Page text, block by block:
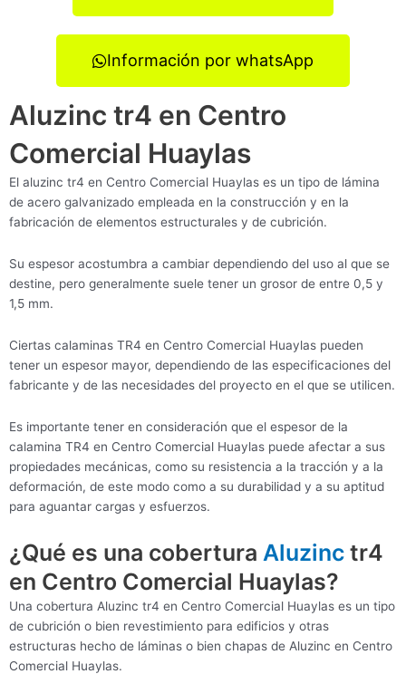
Información por whatsApp
Aluzinc tr4 en Centro
Comercial Huaylas
El aluzinc tr4 en Centro Comercial Huaylas es un tipo de lámina
de acero galvanizado empleada en la construcción y en la
fabricación de elementos estructurales y de cubrición.
Su espesor acostumbra a cambiar dependiendo del uso al que se
destine, pero generalmente suele tener un grosor de entre 0,5 y
1,5 mm.
Ciertas calaminas TR4 en Centro Comercial Huaylas pueden
tener un espesor mayor, dependiendo de las especificaciones del
fabricante y de las necesidades del proyecto en el que se utilicen.
Es importante tener en consideración que el espesor de la
calamina TR4 en Centro Comercial Huaylas puede afectar a sus
propiedades mecánicas, como su resistencia a la tracción y a la
deformación, de este modo como a su durabilidad y a su aptitud
para aguantar cargas y esfuerzos.
¿Qué es una cobertura Aluzinc tr4
en Centro Comercial Huaylas?
Una cobertura Aluzinc tr4 en Centro Comercial Huaylas es un tipo
de cubrición o bien revestimiento para edificios y otras
estructuras hecho de láminas o bien chapas de Aluzinc en Centro
Comercial Huaylas.